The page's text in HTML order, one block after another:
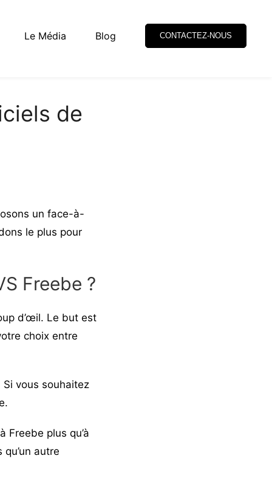
Le Média Blog CONTACTEZ-NOUS
de
un face-à-
le plus pour
Freebe ?
d’œil. Le but est
choix entre
vous souhaitez
.
plus qu’à
autre